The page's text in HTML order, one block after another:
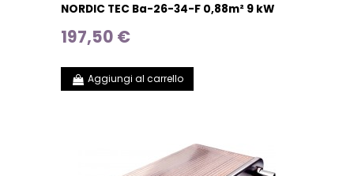
NORDIC TEC Ba-26-34-F 0,88m² 9 kW
197,50 €
Aggiungi al carrello